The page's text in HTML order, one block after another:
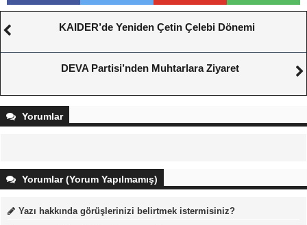
KAIDER’de Yeniden Çetin Çelebi Dönemi
DEVA Partisi’nden Muhtarlara Ziyaret
Yorumlar
Yorumlar (Yorum Yapılmamış)
Yazı hakkında görüşlerinizi belirtmek istermisiniz?